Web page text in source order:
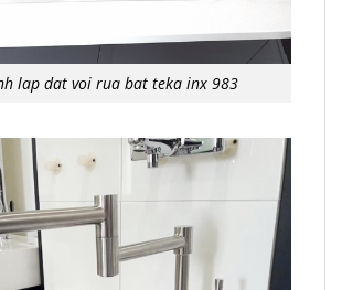
lap dat voi rua bat teka inx 983